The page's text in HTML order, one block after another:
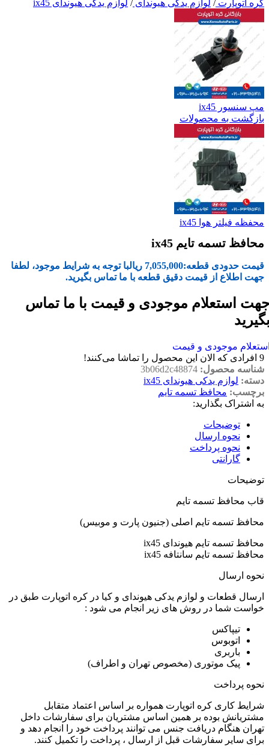
کره اتوپارت/ لوازم یدکی هیوندای/ لوازم یدکی هیوندای ix45
مپ سنسور ix45
بازگشت به محصولات
محفظه فیلتر هوا ix45
محافظ تسمه تایم ix45
قیمت حدودی قطعه:7,055,000 ریالبا توجه به شرایط موجود، لطفا
جهت اطلاع از قیمت دقیق قطعه با ما تماس بگیرید.
استعلام موجودی و قیمت با ما تماس
موجودی و قیمت
9 افرادی که الان این محصول را تماشا می‌کنند!
شناسه محصول: 3b06d2c48874
دسته: لوازم یدکی هیوندای ix45
برچسب: محافظ تسمه تایم
به اشتراک بگذارید:
توضیحات
نحوه ارسال
نحوه پرداخت
گارانتی
توضیحات
قاب محافظ تسمه تایم
محافظ تسمه تایم اصلی (جنیون پارت و موبیس)
محافظ تسمه تایم هیوندای ix45
محافظ تسمه تایم سانتافه ix45
نحوه ارسال
ارسال قطعات و لوازم یدکی هیوندای و کیا در کره اتوپارت طبق در
خواست شما در روش های زیر انجام می شود :
تیپاکس
اتوبوس
باربری
پیک موتوری (مخصوص تهران و اطراف)
نحوه پرداخت
شرایط کاری کره اتوپارت همواره بر اساس اعتماد متقابل
مشتریانش بوده بر همین اساس مشتریان برای سفارشات داخل
تهران هنگام دریافت جنس می توانند پرداخت خود را انجام دهد و
برای سایر سفارشات قبل از ارسال ، پرداخت را تکمیل کنند.